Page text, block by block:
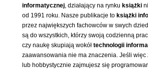
informatycznej, działający na rynku książki
od 1991 roku. Nasze publikacje to książki
przez największych fachowców w swych
są do wszystkich, którzy swoją codzienną
czy naukę skupiają wokół technologii
zaawansowania nie ma znaczenia. Jeśli więc
lub hobbystycznie zajmujesz się